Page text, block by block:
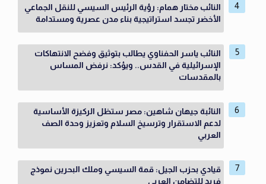
النائب مختار همام: رؤية الرئيس السيسي للنقل الجماعي
الأخضر تجسد استراتيجية بناء مدن عصرية ومستدامة
النائب ياسر الحفناوي يطالب بتوثيق وفضح الانتهاكات
الإسرائيلية في القدس.. ويؤكد: نرفض المساس
بالمقدسات
النائبة جيهان شاهين: مصر ستظل الركيزة الأساسية
لدعم الاستقرار وترسيخ السلام وتعزيز وحدة الصف
العربي
قيادي بحزب الجيل: قمة السيسي وملك البحرين نموذج
فريد للتضامن العربي